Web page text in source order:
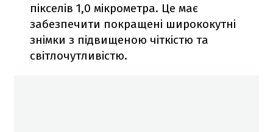
пікселів 1,0 мікрометра. Це має
забезпечити покращені ширококутні
знімки з підвищеною чіткістю та
світлочутливістю.